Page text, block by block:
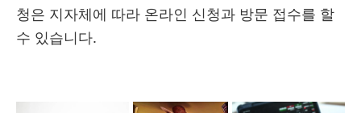
청은 지자체에 따라 온라인 신청과 방문 접수를 할
수 있습니다.